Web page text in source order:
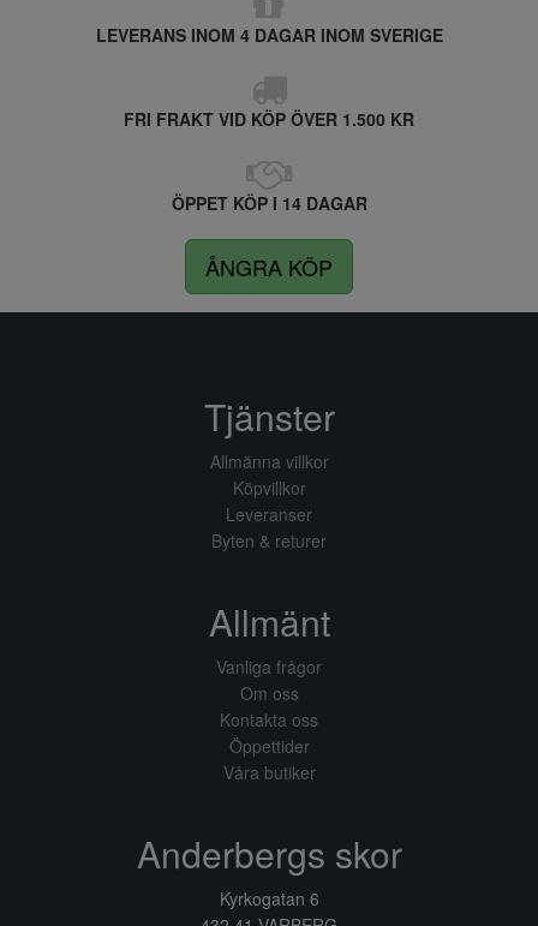
LEVERANS INOM 4 DAGAR INOM SVERIGE
FRI FRAKT VID KÖP ÖVER 1.500 KR
ÖPPET KÖP I 14 DAGAR
ÅNGRA KÖP
Tjänster
Allmänna villkor
Köpvillkor
Leveranser
Byten & returer
Allmänt
Vanliga frågor
Om oss
Kontakta oss
Öppettider
Våra butiker
Anderbergs skor
Kyrkogatan 6